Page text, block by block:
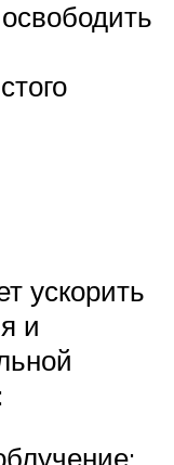
ускорить
и